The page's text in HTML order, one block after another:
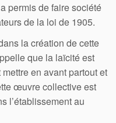
permis de faire société
de la loi de 1905.
la création de cette
que la laïcité est
en avant partout et
œuvre collective est
l’établissement au